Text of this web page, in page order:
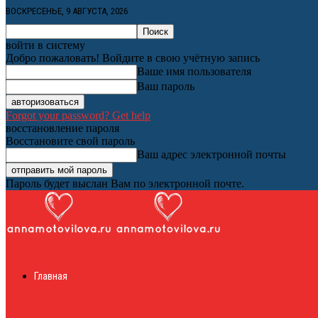
ВОСКРЕСЕНЬЕ, 9 АВГУСТА, 2026
войти в систему
Добро пожаловать! Войдите в свою учётную запись
Ваше имя пользователя
Ваш пароль
Forgot your password? Get help
восстановление пароля
Восстановите свой пароль
Ваш адрес электронной почты
Пароль будет выслан Вам по электронной почте.
Главная